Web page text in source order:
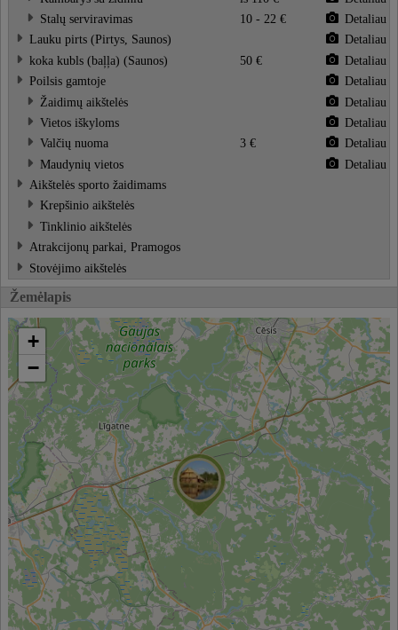
Stalų serviravimas
10 - 22 €
Detaliau
Lauku pirts (Pirtys, Saunos)
Detaliau
koka kubls (baļļa) (Saunos)
50 €
Detaliau
Poilsis gamtoje
Detaliau
Žaidimų aikštelės
Detaliau
Vietos iškyloms
Detaliau
Valčių nuoma
3 €
Detaliau
Maudynių vietos
Detaliau
Aikštelės sporto žaidimams
Krepšinio aikštelės
Tinklinio aikštelės
Atrakcijonų parkai, Pramogos
Stovėjimo aikštelės
Žemėlapis
+
−